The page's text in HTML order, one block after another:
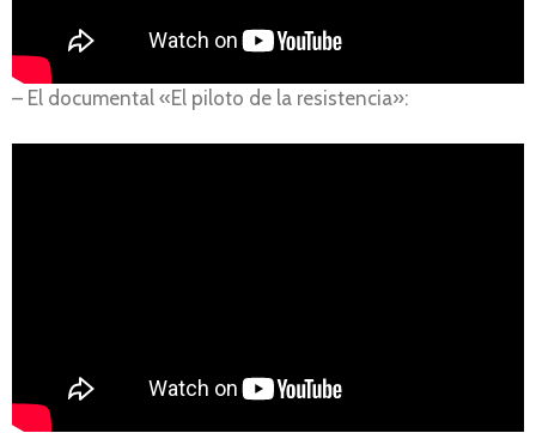
– El documental «El piloto de la resistencia»: